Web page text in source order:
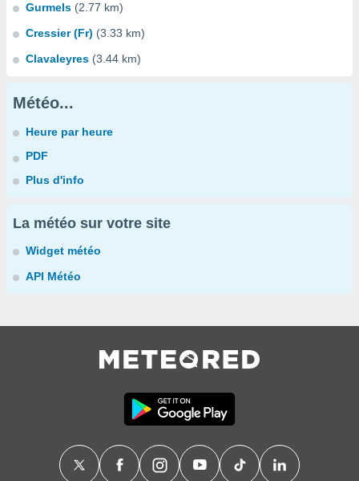
Gurmels (2.77 km)
Cressier (Fr) (3.33 km)
Clavaleyres (3.44 km)
Météo...
Heure par heure
PDF
Plus d'info
La météo sur votre site
Widget météo
API Météo